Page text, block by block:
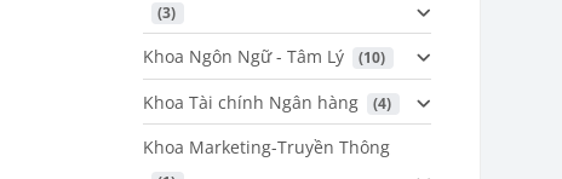
(3)
Khoa Ngôn Ngữ - Tâm Lý (10)
Khoa Tài chính Ngân hàng (4)
Khoa Marketing-Truyền Thông